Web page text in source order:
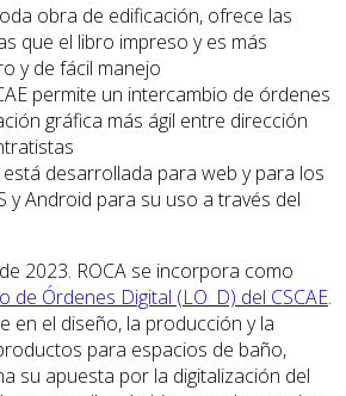
obra de edificación, ofrece las
que el libro impreso y es más
y de fácil manejo
permite un intercambio de órdenes
gráfica más ágil entre dirección
desarrollada para web y para los
y Android para su uso a través del
2023. ROCA se incorpora como
de Órdenes Digital (LO_D) del CSCAE.
en el diseño, la producción y la
para espacios de baño,
su apuesta por la digitalización del